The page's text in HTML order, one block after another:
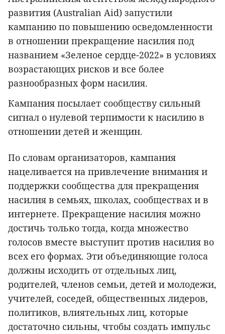
развития (Australian Aid) запустили
кампанию по повышению осведомленности
в отношении прекращение насилия под
названием «Зеленое сердце-2022» в условиях
возрастающих рисков и все более
разнообразных форм насилия.
Кампания посылает сообществу сильный
сигнал о нулевой терпимости к насилию в
отношении детей и женщин.
По словам организаторов, кампания
нацеливается на привлечение внимания и
поддержки сообщества для прекращения
насилия в семьях, школах, сообществах и в
интернете. Прекращение насилия можно
достичь только тогда, когда множество
голосов вместе выступит против насилия во
всех его формах. Эти объединяющие голоса
должны исходить от отдельных лиц,
родителей, членов семьи, детей и молодежи,
учителей, соседей, общественных лидеров,
политиков, влиятельных лиц, которые
достаточно сильны, чтобы создать импульс